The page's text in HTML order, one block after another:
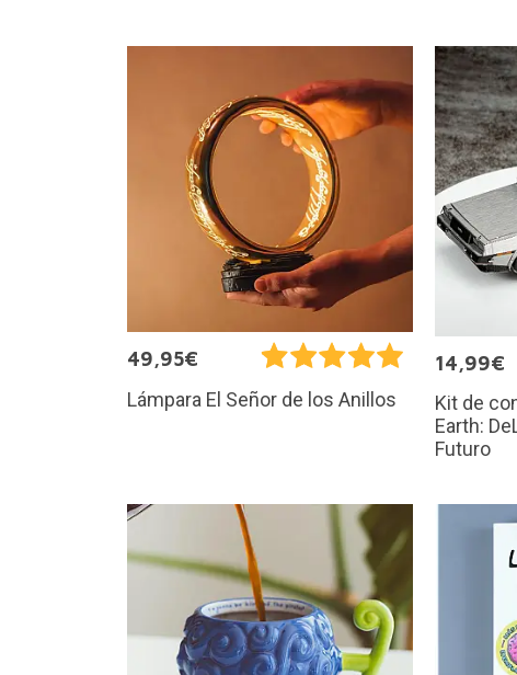
49,95€
Lámpara El Señor de los Anillos
14,99€
Kit de
Earth:
Futuro